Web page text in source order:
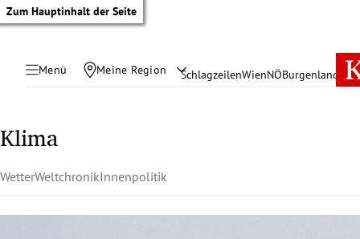
Zum Hauptinhalt der Seite
Menü Meine Region SchlagzeilenWienNÖBurgenland
Klima
WetterWeltchronikInnenpolitik